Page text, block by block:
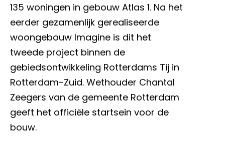
135 woningen in gebouw Atlas 1. Na het
eerder gezamenlijk gerealiseerde
woongebouw Imagine is dit het
tweede project binnen de
gebiedsontwikkeling Rotterdams Tij in
Rotterdam-Zuid. Wethouder Chantal
Zeegers van de gemeente Rotterdam
geeft het officiële startsein voor de
bouw.